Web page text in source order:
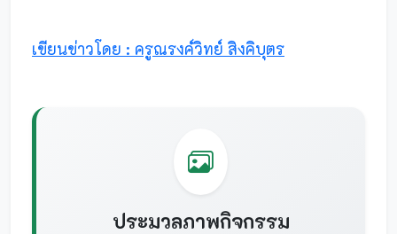
เขียนข่าวโดย : ครูณรงค์วิทย์ สิงคิบุตร
ประมวลภาพกิจกรรม